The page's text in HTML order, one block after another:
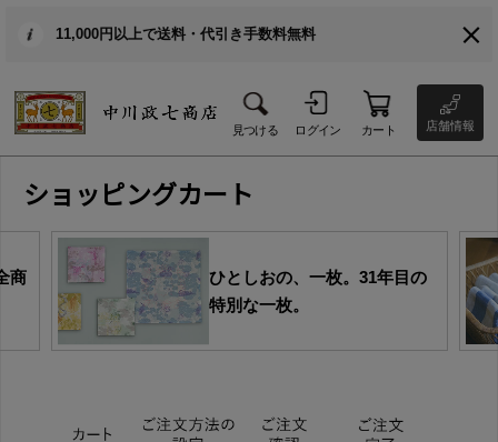
11,000円以上で送料・代引き手数料無料
見つける ログイン カート 店舗情報
ショッピングカート
商
ひとしおの、一枚。31年目の
特別な一枚。